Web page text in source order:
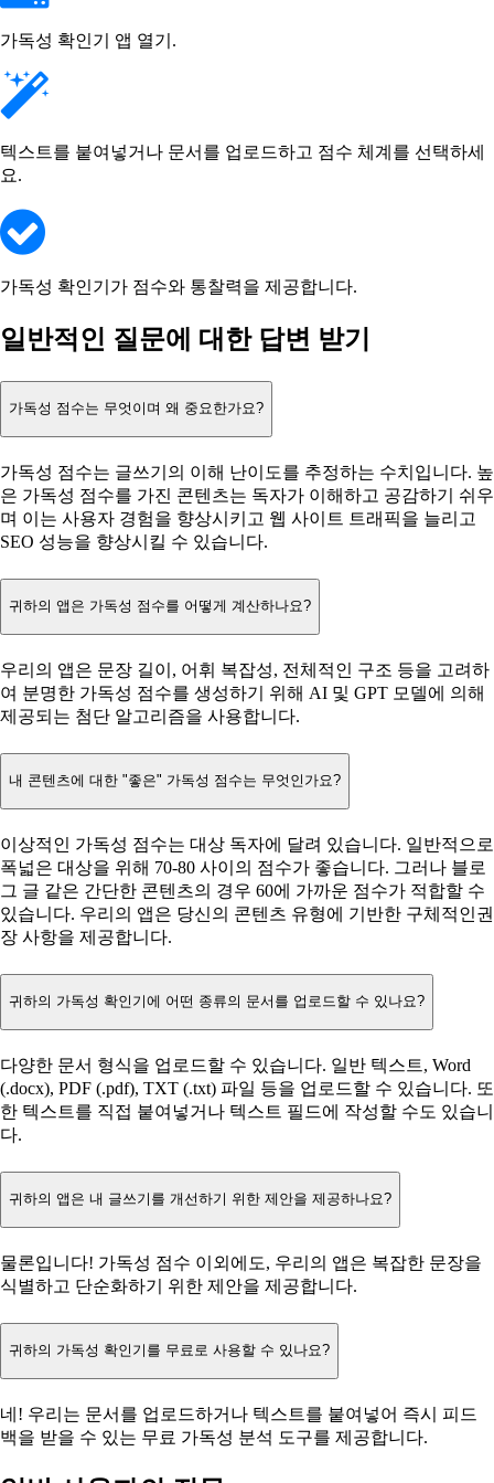
가독성 확인기 앱 열기.
텍스트를 붙여넣거나 문서를 업로드하고 점수 체계를 선택하세
요.
가독성 확인기가 점수와 통찰력을 제공합니다.
일반적인 질문에 대한 답변 받기
가독성 점수는 무엇이며 왜 중요한가요?
가독성 점수는 글쓰기의 이해 난이도를 추정하는 수치입니다. 높
은 가독성 점수를 가진 콘텐츠는 독자가 이해하고 공감하기 쉬우
며 이는 사용자 경험을 향상시키고 웹 사이트 트래픽을 늘리고
SEO 성능을 향상시킬 수 있습니다.
귀하의 앱은 가독성 점수를 어떻게 계산하나요?
우리의 앱은 문장 길이, 어휘 복잡성, 전체적인 구조 등을 고려하
여 분명한 가독성 점수를 생성하기 위해 AI 및 GPT 모델에 의해
제공되는 첨단 알고리즘을 사용합니다.
내 콘텐츠에 대한 "좋은" 가독성 점수는 무엇인가요?
이상적인 가독성 점수는 대상 독자에 달려 있습니다. 일반적으로
폭넓은 대상을 위해 70-80 사이의 점수가 좋습니다. 그러나 블로
그 글 같은 간단한 콘텐츠의 경우 60에 가까운 점수가 적합할 수
있습니다. 우리의 앱은 당신의 콘텐츠 유형에 기반한 구체적인권
장 사항을 제공합니다.
귀하의 가독성 확인기에 어떤 종류의 문서를 업로드할 수 있나요?
다양한 문서 형식을 업로드할 수 있습니다. 일반 텍스트, Word
(.docx), PDF (.pdf), TXT (.txt) 파일 등을 업로드할 수 있습니다. 또
한 텍스트를 직접 붙여넣거나 텍스트 필드에 작성할 수도 있습니
다.
귀하의 앱은 내 글쓰기를 개선하기 위한 제안을 제공하나요?
물론입니다! 가독성 점수 이외에도, 우리의 앱은 복잡한 문장을
식별하고 단순화하기 위한 제안을 제공합니다.
귀하의 가독성 확인기를 무료로 사용할 수 있나요?
네! 우리는 문서를 업로드하거나 텍스트를 붙여넣어 즉시 피드
백을 받을 수 있는 무료 가독성 분석 도구를 제공합니다.